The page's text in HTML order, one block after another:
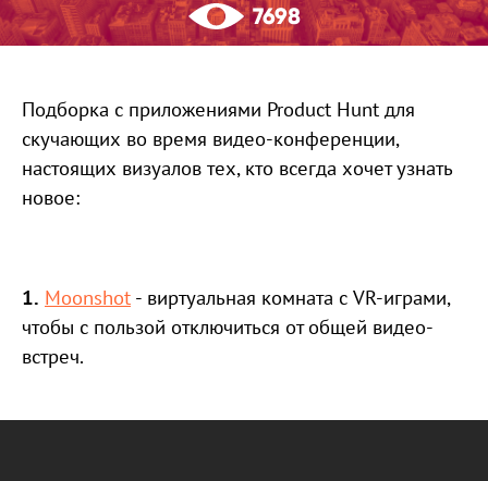
7698
Подборка с приложениями Product Hunt для
скучающих во время видео-конференции,
настоящих визуалов тех, кто всегда хочет узнать
новое:
1. Moonshot - виртуальная комната с VR-играми,
чтобы с пользой отключиться от общей видео-
встреч.